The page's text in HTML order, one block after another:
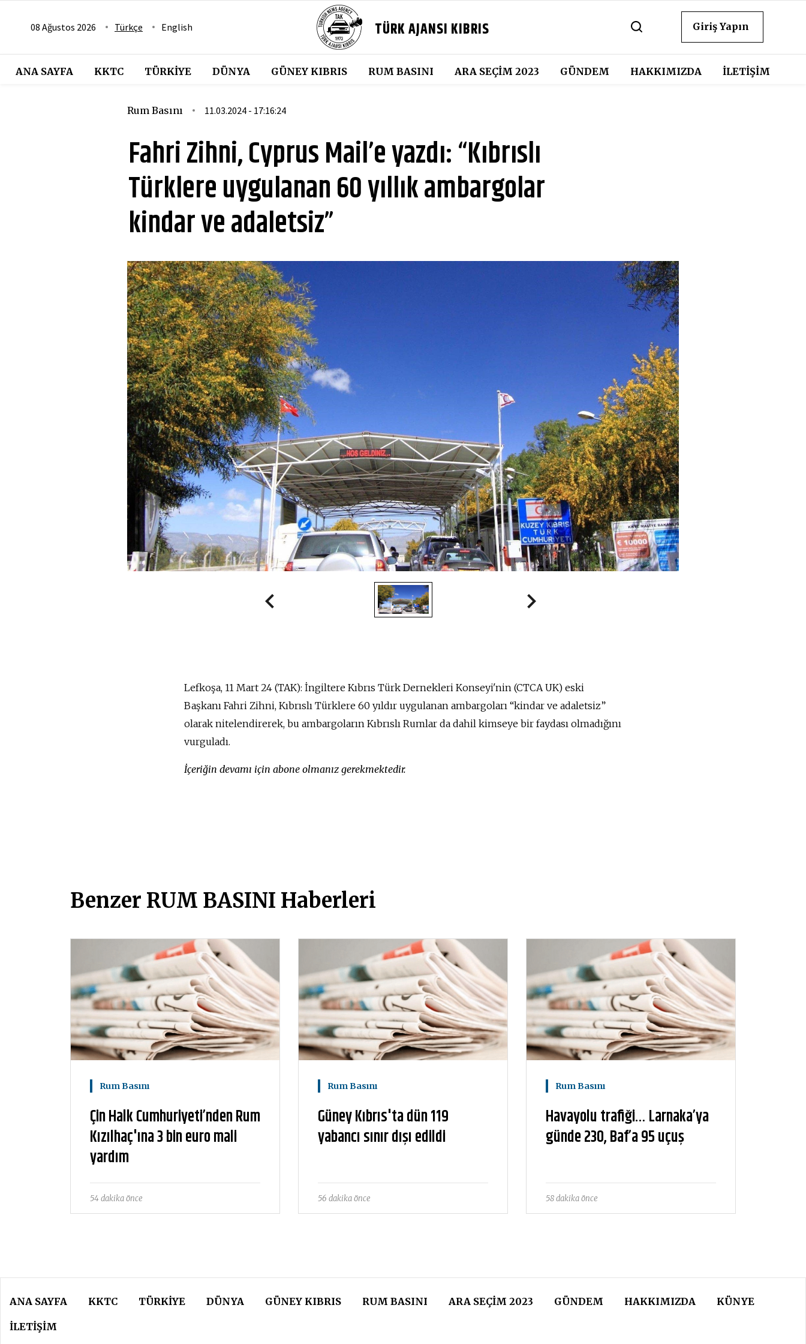
08 Ağustos 2026 Türkçe English TÜRK AJANSI KIBRIS Giriş Yapın
ANA SAYFA KKTC TÜRKIYE DÜNYA GÜNEY KIBRIS RUM BASINI ARA SEÇIM 2023 GÜNDEM HAKKIMIZDA İLETİŞİM
Rum Basını 11.03.2024 - 17:16:24
Fahri Zihni, Cyprus Mail’e yazdı: “Kıbrıslı
Türklere uygulanan 60 yıllık ambargolar
kindar ve adaletsiz”
Lefkoşa, 11 Mart 24 (TAK): İngiltere Kıbrıs Türk Dernekleri Konseyi'nin (CTCA UK) eski
Başkanı Fahri Zihni, Kıbrıslı Türklere 60 yıldır uygulanan ambargoları “kindar ve adaletsiz”
olarak nitelendirerek, bu ambargoların Kıbrıslı Rumlar da dahil kimseye bir faydası olmadığını
vurguladı.
İçeriğin devamı için abone olmanız gerekmektedir.
Benzer RUM BASINI Haberleri
Rum Basını
Çin Halk Cumhuriyeti’nden Rum
Kızılhaç'ına 3 bin euro mali
yardım
54 dakika önce
Rum Basını
Güney Kıbrıs'ta dün 119
yabancı sınır dışı edildi
56 dakika önce
Rum Basını
Havayolu trafiği… Larnaka’ya
günde 230, Baf’a 95 uçuş
58 dakika önce
ANA SAYFA KKTC TÜRKIYE DÜNYA GÜNEY KIBRIS RUM BASINI ARA SEÇIM 2023 GÜNDEM HAKKIMIZDA KÜNYE
İLETİŞİM